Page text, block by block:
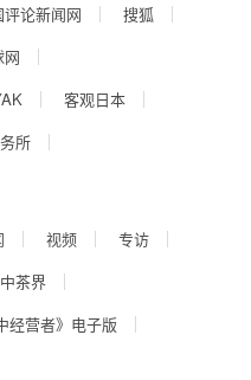
评论新闻网
搜狐
网
客观日本
所
视频
专访
茶界
经营者》电子版